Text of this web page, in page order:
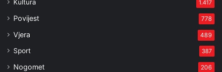
Kultura 1.417
Povijest 778
Vjera 489
Sport 387
Nogomet 206